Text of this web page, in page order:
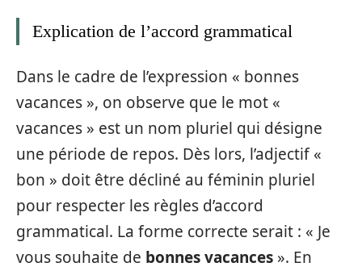
Explication de l’accord grammatical
Dans le cadre de l’expression « bonnes
vacances », on observe que le mot «
vacances » est un nom pluriel qui désigne
une période de repos. Dès lors, l’adjectif «
bon » doit être décliné au féminin pluriel
pour respecter les règles d’accord
grammatical. La forme correcte serait : « Je
vous souhaite de bonnes vacances ». En